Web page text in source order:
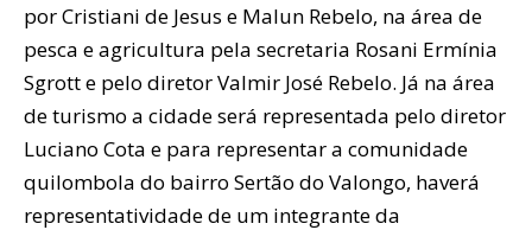
por Cristiani de Jesus e Malun Rebelo, na área de
pesca e agricultura pela secretaria Rosani Ermínia
Sgrott e pelo diretor Valmir José Rebelo. Já na área
de turismo a cidade será representada pelo diretor
Luciano Cota e para representar a comunidade
quilombola do bairro Sertão do Valongo, haverá
representatividade de um integrante da